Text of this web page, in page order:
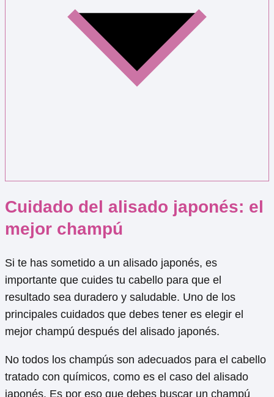
Cuidado del alisado japonés: el
mejor champú
Si te has sometido a un alisado japonés, es
importante que cuides tu cabello para que el
resultado sea duradero y saludable. Uno de los
principales cuidados que debes tener es elegir el
mejor champú después del alisado japonés.
No todos los champús son adecuados para el cabello
tratado con químicos, como es el caso del alisado
japonés. Es por eso que debes buscar un champú